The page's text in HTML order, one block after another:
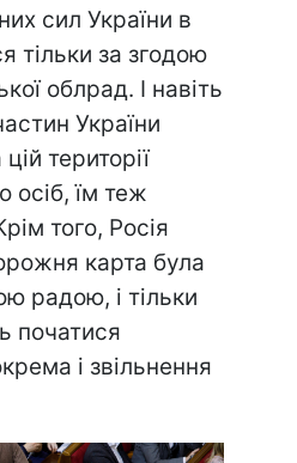
сил України в
тільки за згодою
облрад. І навіть
України
території
осіб, їм теж
того, Росія
карта була
радою, і тільки
початися
і звільнення